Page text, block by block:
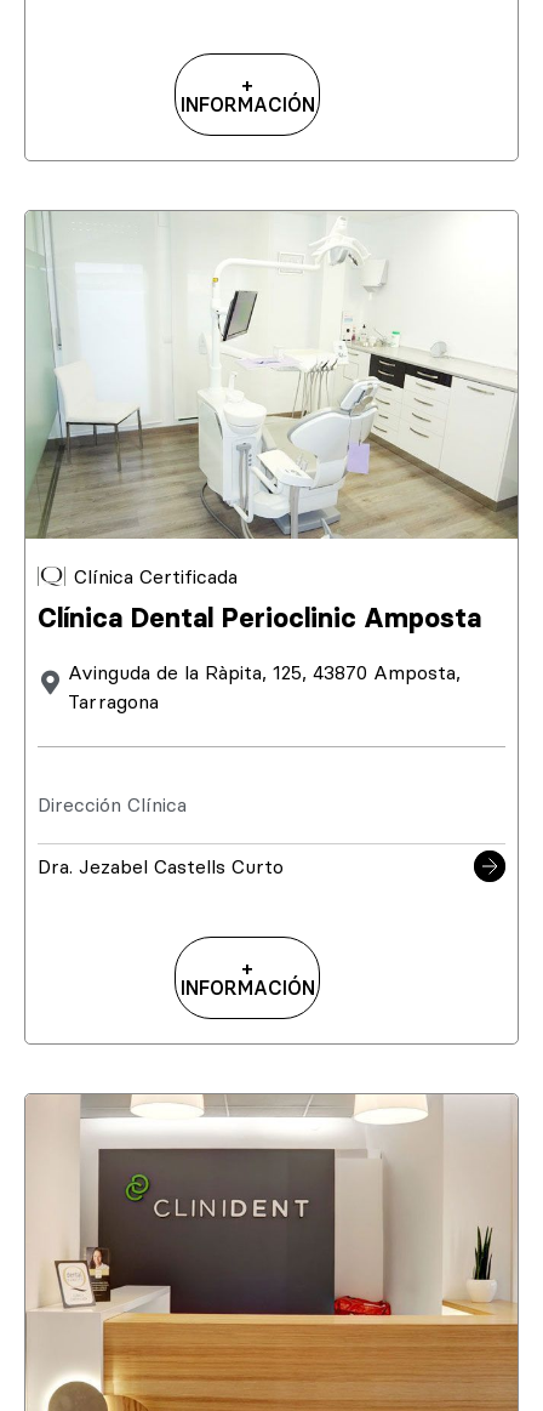
+
INFORMACIÓN
Clínica Certificada
Clínica Dental Perioclinic Amposta
Avinguda de la Ràpita, 125, 43870 Amposta,
Tarragona
Dirección Clínica
Dra. Jezabel Castells Curto
+
INFORMACIÓN